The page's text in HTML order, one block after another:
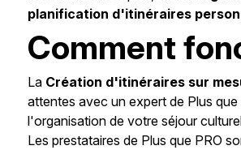
planification d'itinéraires
Comment
La Création d'itinéraires sur
attentes avec un expert de Plus
l'organisation de votre séjour
Les prestataires de Plus que PRO